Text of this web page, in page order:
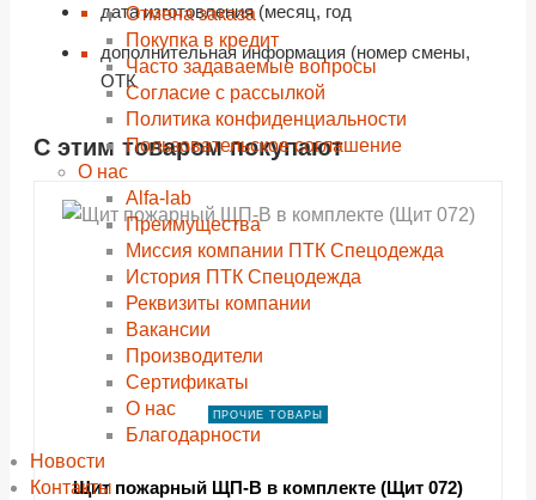
Отмена заказа
Покупка в кредит
Часто задаваемые вопросы
Согласие с рассылкой
Политика конфиденциальности
Пользовательское соглашение
О нас
Alfa-lab
Преимущества
Миссия компании ПТК Спецодежда
История ПТК Спецодежда
Реквизиты компании
Вакансии
Производители
Сертификаты
О нас
Благодарности
Новости
Контакты
дата изготовления (месяц, год
дополнительная информация (номер смены,
ОТК
С этим товаром покупают
shopping_cart В КОРЗИНУ
navigate_next
ПОДРОБНЕЕ
ПРОЧИЕ ТОВАРЫ
Щит пожарный ЩП-В в комплекте (Щит 072)
shopping_cart В КОРЗИНУ
navigate_next
ПОДРОБНЕЕ
shopping_cart В КОРЗИНУ
navigate_next
ПОДРОБНЕЕ
shopping_cart В КОРЗИНУ
navigate_next
ПОДРОБНЕЕ
shopping_cart В КОРЗИНУ
navigate_next
ПОДРОБНЕЕ
shopping_cart В КОРЗИНУ
navigate_next
ПОДРОБНЕЕ
shopping_cart В КОРЗИНУ
navigate_next
ПОДРОБНЕЕ
shopping_cart В КОРЗИНУ
navigate_next
ПОДРОБНЕЕ